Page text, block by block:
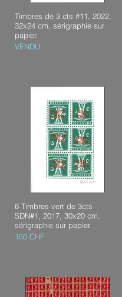
Timbres de 3 cts #11, 2022,
32x24 cm, sérigraphie sur
papier.
VENDU
6 Timbres vert de 3cts
SDN#1, 2017, 30x20 cm,
sérigraphie sur papier.
150 CHF